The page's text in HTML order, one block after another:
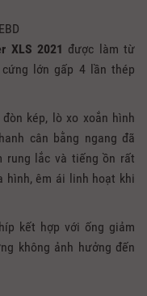
XLS 2021 được làm từ
lớn gấp 4 lần thép
kép, lò xo xoắn hình
cân bằng ngang đã
lắc và tiếng ồn rất
hình, êm ái linh hoạt khi
kết hợp với ống giảm
không ảnh hưởng đến